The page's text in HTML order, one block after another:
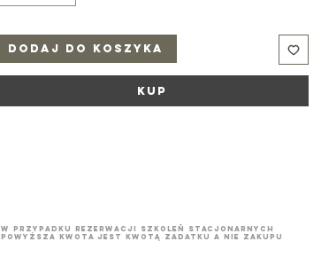
Dodaj do koszyka
Kup
w przypadku rezerwacji szkoleń stacjonarnych
powyższa kwota jest kwotą zadatku a nie zakupu